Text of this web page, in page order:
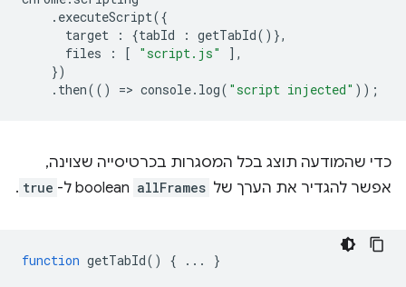
. executeScript({
target
: {tabId : getTabId()},
files
: [ "script.js"
],
})
. then(() => console. log( "script injected" ));
כדי שהמודעה תוצג בכל המסגרות בכרטיסייה שצוינה,
אפשר להגדיר את הערך של allFrames
true
.
function getTabId() { ... }